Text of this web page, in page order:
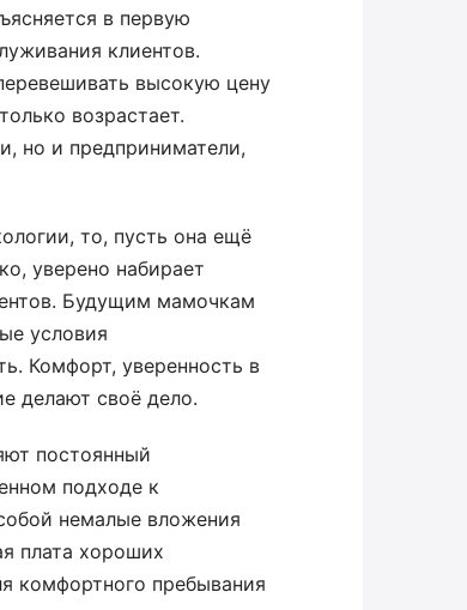
в первую
клиентов.
высокую цену
возрастает.
но и предприниматели,
то, пусть она ещё
уверено набирает
Будущим мамочкам
условия
Комфорт, уверенность в
делают своё дело.
постоянный
подходе к
немалые вложения
плата хороших
комфортного пребывания